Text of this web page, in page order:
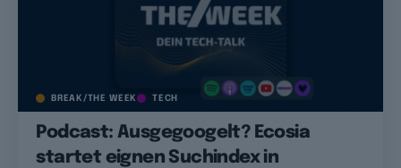
BREAK/THE WEEK TECH
Podcast: Ausgegoogelt? Ecosia
startet eignen Suchindex in